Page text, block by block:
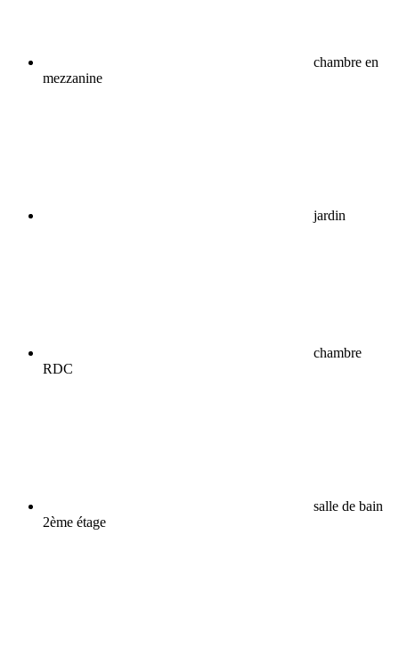
chambre en
mezzanine
jardin
chambre
RDC
salle de bain
2ème étage